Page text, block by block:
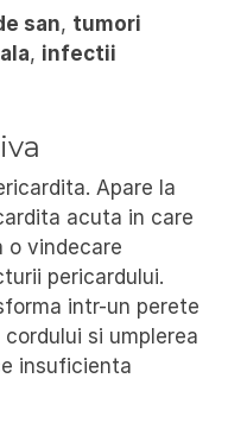
san, tumori
, infectii
Apare la
acuta in care
o vindecare
pericardului.
intr-un perete
si umplerea
insuficienta